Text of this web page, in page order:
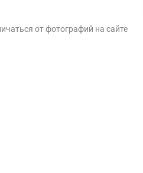
от фотографий на сайте